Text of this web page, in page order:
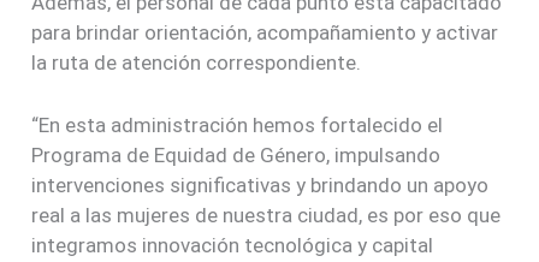
para brindar orientación, acompañamiento y activar
la ruta de atención correspondiente.
“En esta administración hemos fortalecido el
Programa de Equidad de Género, impulsando
intervenciones significativas y brindando un apoyo
real a las mujeres de nuestra ciudad, es por eso que
integramos innovación tecnológica y capital